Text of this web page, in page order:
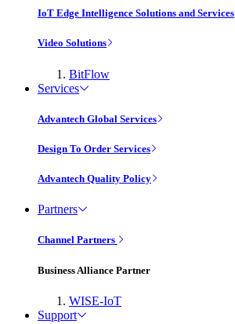
IoT Edge Intelligence Solutions and Services
Video Solutions
BitFlow
Services
Advantech Global Services
Design To Order Services
Advantech Quality Policy
Partners
Channel Partners
Business Alliance Partner
WISE-IoT
Support